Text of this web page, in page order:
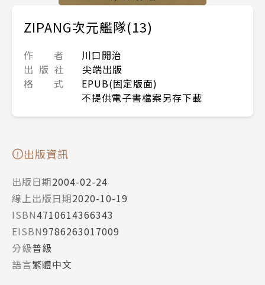
ZIPANG次元艦隊(13)
作 者
川口開治
出 版 社
尖端出版
格 式
EPUB(固定版面)
不提供電子書檔案另存下載
出版資訊
出版日期2004-02-24
線上出版日期2020-10-19
ISBN4710614366343
EISBN9786263017009
分級普級
語言繁體中文